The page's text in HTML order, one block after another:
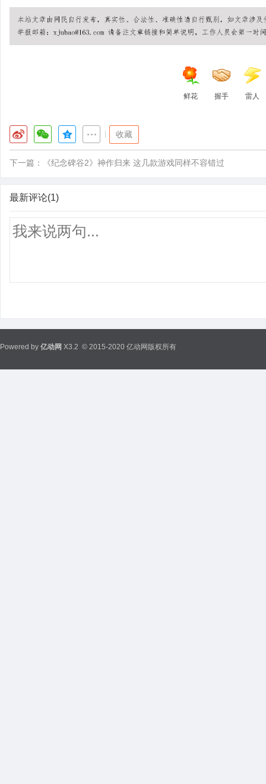
鲜花 握手 雷人
收藏
下一篇： 《纪念碑谷2》神作归来 这几款游戏同样不容错过
最新评论(1)
Powered by 亿动网 X3.2 © 2015-2020 亿动网版权所有